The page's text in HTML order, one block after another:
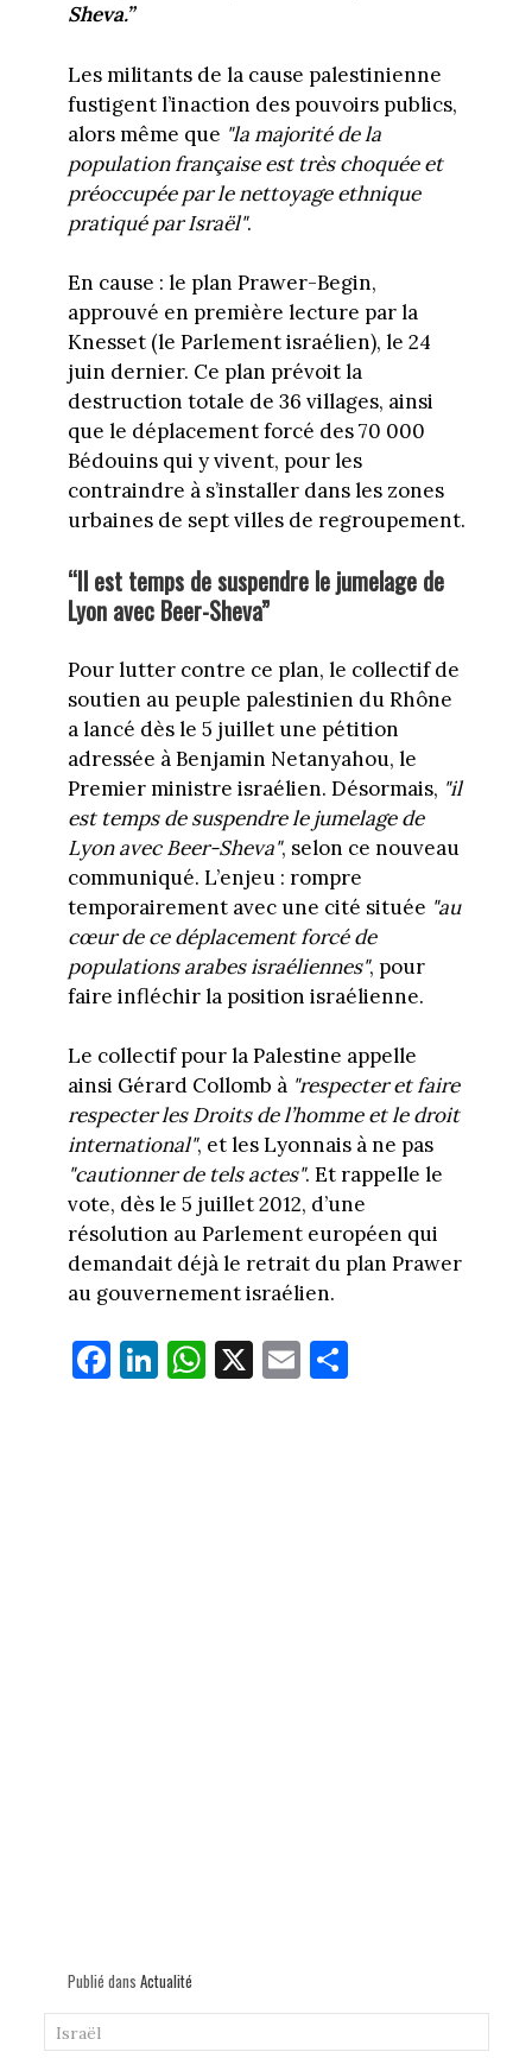
Sheva.”
Les militants de la cause palestinienne
fustigent l’inaction des pouvoirs publics,
alors même que "la majorité de la
population française est très choquée et
préoccupée par le nettoyage ethnique
pratiqué par Israël".
En cause : le plan Prawer-Begin,
approuvé en première lecture par la
Knesset (le Parlement israélien), le 24
juin dernier. Ce plan prévoit la
destruction totale de 36 villages, ainsi
que le déplacement forcé des 70 000
Bédouins qui y vivent, pour les
contraindre à s’installer dans les zones
urbaines de sept villes de regroupement.
“Il est temps de suspendre le jumelage de
Lyon avec Beer-Sheva”
Pour lutter contre ce plan, le collectif de
soutien au peuple palestinien du Rhône
a lancé dès le 5 juillet une pétition
adressée à Benjamin Netanyahou, le
Premier ministre israélien. Désormais, "il
est temps de suspendre le jumelage de
Lyon avec Beer-Sheva", selon ce nouveau
communiqué. L’enjeu : rompre
temporairement avec une cité située "au
cœur de ce déplacement forcé de
populations arabes israéliennes", pour
faire infléchir la position israélienne.
Le collectif pour la Palestine appelle
ainsi Gérard Collomb à "respecter et faire
respecter les Droits de l’homme et le droit
international", et les Lyonnais à ne pas
"cautionner de tels actes". Et rappelle le
vote, dès le 5 juillet 2012, d’une
résolution au Parlement européen qui
demandait déjà le retrait du plan Prawer
au gouvernement israélien.
Fa
ce
Li
nk
W
ha
X E
m
Pa
rt
Publié dans Actualité
Israël